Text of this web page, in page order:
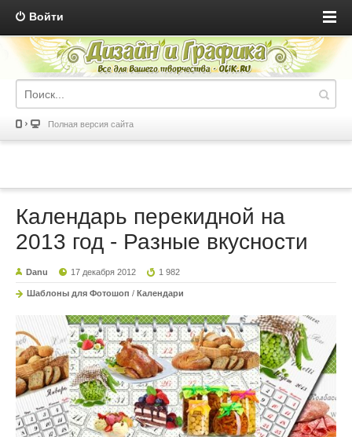
Войти
Полная версия сайта
Календарь перекидной на
2013 год - Разные вкусности
Danu 17 декабря 2012 1 982
Шаблоны для Фотошоп / Календари